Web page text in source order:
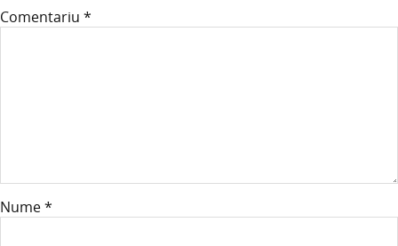
Comentariu *
Nume*